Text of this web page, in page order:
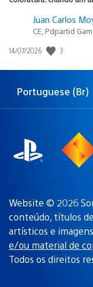
Juan Carlos
CE, Pdpartid
Data
publicação:
14/07/2026 3
Selecione
uma
Região
atual:
Portuguese (Br)
Website © 2026
conteúdo, títulos
artísticos e
e/ou material de
Todos os direitos